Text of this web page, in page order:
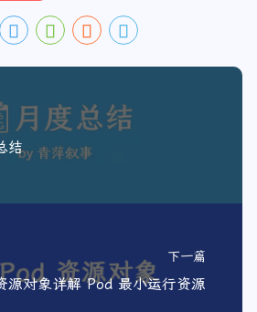
结
下一篇
源对象详解 Pod 最小运行资源